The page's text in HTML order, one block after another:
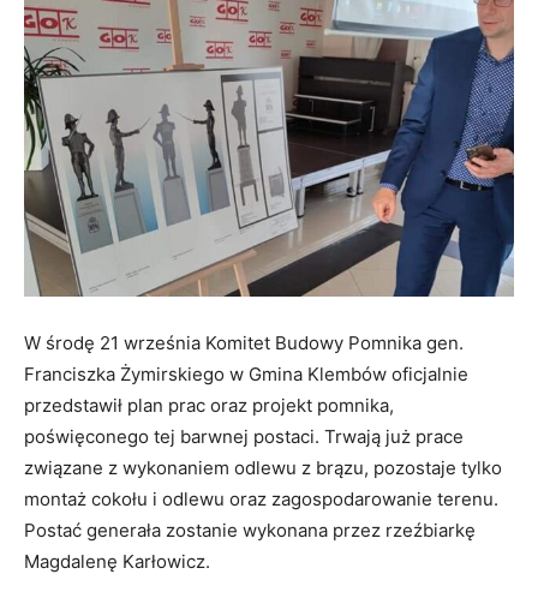
W środę 21 września Komitet Budowy Pomnika gen.
Franciszka Żymirskiego w Gmina Klembów oficjalnie
przedstawił plan prac oraz projekt pomnika,
poświęconego tej barwnej postaci. Trwają już prace
związane z wykonaniem odlewu z brązu, pozostaje tylko
montaż cokołu i odlewu oraz zagospodarowanie terenu.
Postać generała zostanie wykonana przez rzeźbiarkę
Magdalenę Karłowicz.